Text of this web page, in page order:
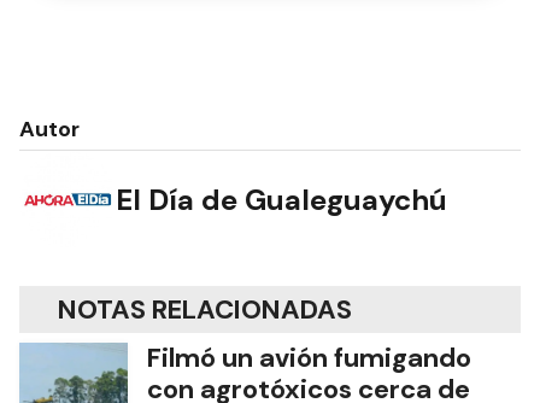
Autor
El Día de Gualeguaychú
NOTAS RELACIONADAS
Filmó un avión fumigando
con agrotóxicos cerca de